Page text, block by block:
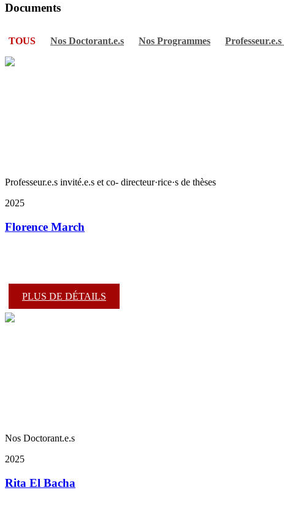
Documents
TOUS Nos Doctorant.e.s Nos Programmes
Professeur.e.s invité.e.s et co- directeur·rice·s de thèses
2025
Florence March
PLUS DE DÉTAILS
Nos Doctorant.e.s
2025
Rita El Bacha